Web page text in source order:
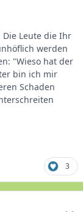
Leute die Ihr
werden
"Wieso hat der
bin ich mir
Schaden
3